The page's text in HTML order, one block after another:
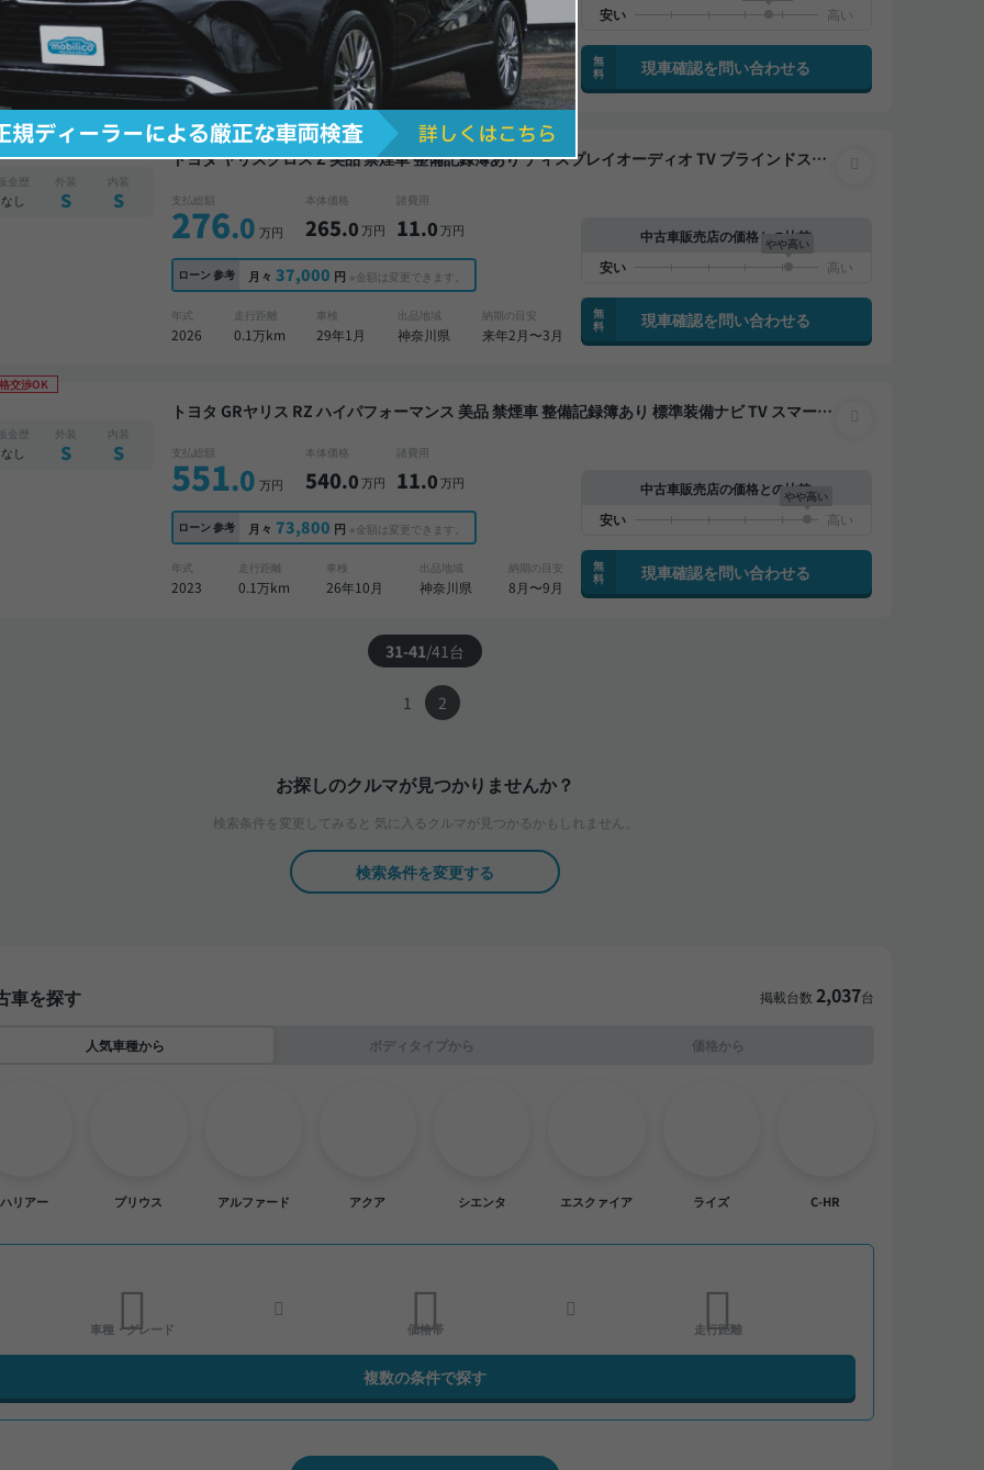
ローン参考 41,500 円※金額は変更できます。
2024
車検
27年12月
出品地域
神奈川県
納期の目安
10月〜11月
無
料
現車確認を問い合わせる
交渉OK
トヨタ ヤリスクロス Z 美品 禁煙車 整備記録簿あり ディスプレイオーディオ TV ブラインドスポ
突軽減
金歴
なし
外装
S
内装
S 支払総額
276.0 万円
本体価格
265.0万円
諸費用
11.0万円
ローン参考 月々 37,000 円 ※金額は変更できます。
年式
2026
走行距離
0.1万km
車検
29年1月
出品地域
神奈川県
納期の目安
来年2月〜3月
中古車販売店の価格との比較
やや高い
無
料
現車確認を問い合わせる
交渉OK
トヨタ GRヤリス RZ ハイパフォーマンス 美品 禁煙車 整備記録簿あり 標準装備ナビ TV スマート
金歴
なし
外装
S
内装
S 支払総額
551.0 万円
本体価格
540.0万円
諸費用
11.0万円
ローン参考 月々 73,800 円 ※金額は変更できます。
年式
2023
走行距離
0.1万km
車検
26年10月
出品地域
神奈川県
納期の目安
8月〜9月
中古車販売店の価格との比較
やや高い
無
料
現車確認を問い合わせる
31-41/41台
1 2
お探しのクルマが見つかりませんか？
検索条件を変更してみると 気に入るクルマが見つかるかもしれません。
検索条件を変更する
車を探す 掲載台数 2,037台
人気車種から ボディタイプから 価格から
ハリアー プリウス アルファード アクア シエンタ エスクァイア ライズ C-HR
車種・グレード 価格帯 走行距離
複数の条件で探す